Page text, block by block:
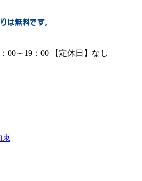
は無料です。
00～19：00 【定休日】なし
束